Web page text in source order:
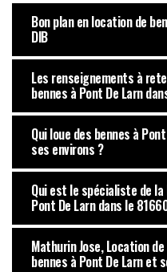
Bon plan en location de
DIB
Les renseignements à
bennes à Pont De Larn
Qui loue des bennes à
ses environs ?
Qui est le spécialiste de
Pont De Larn dans le
Mathurin Jose, Location
bennes à Pont De Larn et